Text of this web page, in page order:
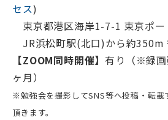
セス)
東京都港区海岸1-7-1 東京ポー
JR浜松町駅(北口)から約350m
【ZOOM同時開催】 有り（※録画
ヶ月）
※勉強会を撮影してSNS等へ投稿・転載
頂きます。